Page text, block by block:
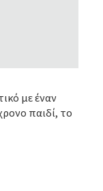
με έναν
παιδί, το